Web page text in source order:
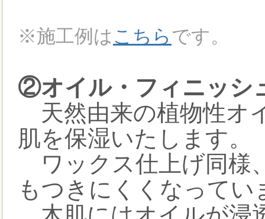
※施工例はこちら です。
②オイル・フィニッシ
天然由来の植物性オ
肌を保湿いたします。
ワックス仕上げ同様
もつきにくくなってい